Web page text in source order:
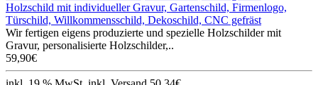
Holzschild mit individueller Gravur, Gartenschild, Firmenlogo,
Türschild, Willkommensschild, Dekoschild, CNC gefräst
Wir fertigen eigens produzierte und spezielle Holzschilder mit
Gravur, personalisierte Holzschilder,..
59,90€